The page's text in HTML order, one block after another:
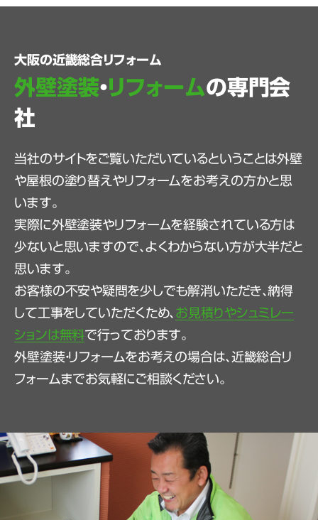
大阪の近畿総合リフォーム
外壁塗装・リフォームの専門会
社
当社のサイトをご覧いただいているということは外壁
や屋根の塗り替えやリフォームをお考えの方かと思
います。
実際に外壁塗装やリフォームを経験されている方は
少ないと思いますので、よくわからない方が大半だと
思います。
お客様の不安や疑問を少しでも解消いただき、納得
して工事をしていただくため、 お見積りやシュミレー
ションは無料で行っております。
外壁塗装・リフォームをお考えの場合は、近畿総合リ
フォームまでお気軽にご相談ください。